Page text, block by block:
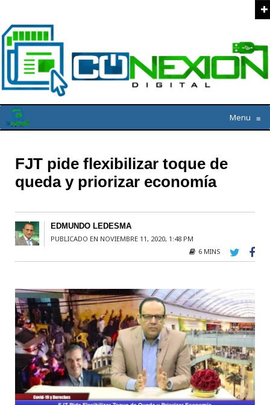
Menu ≡
FJT pide flexibilizar toque de
queda y priorizar economía
EDMUNDO LEDESMA
PUBLICADO EN NOVIEMBRE 11, 2020, 1:48 PM
6 MINS